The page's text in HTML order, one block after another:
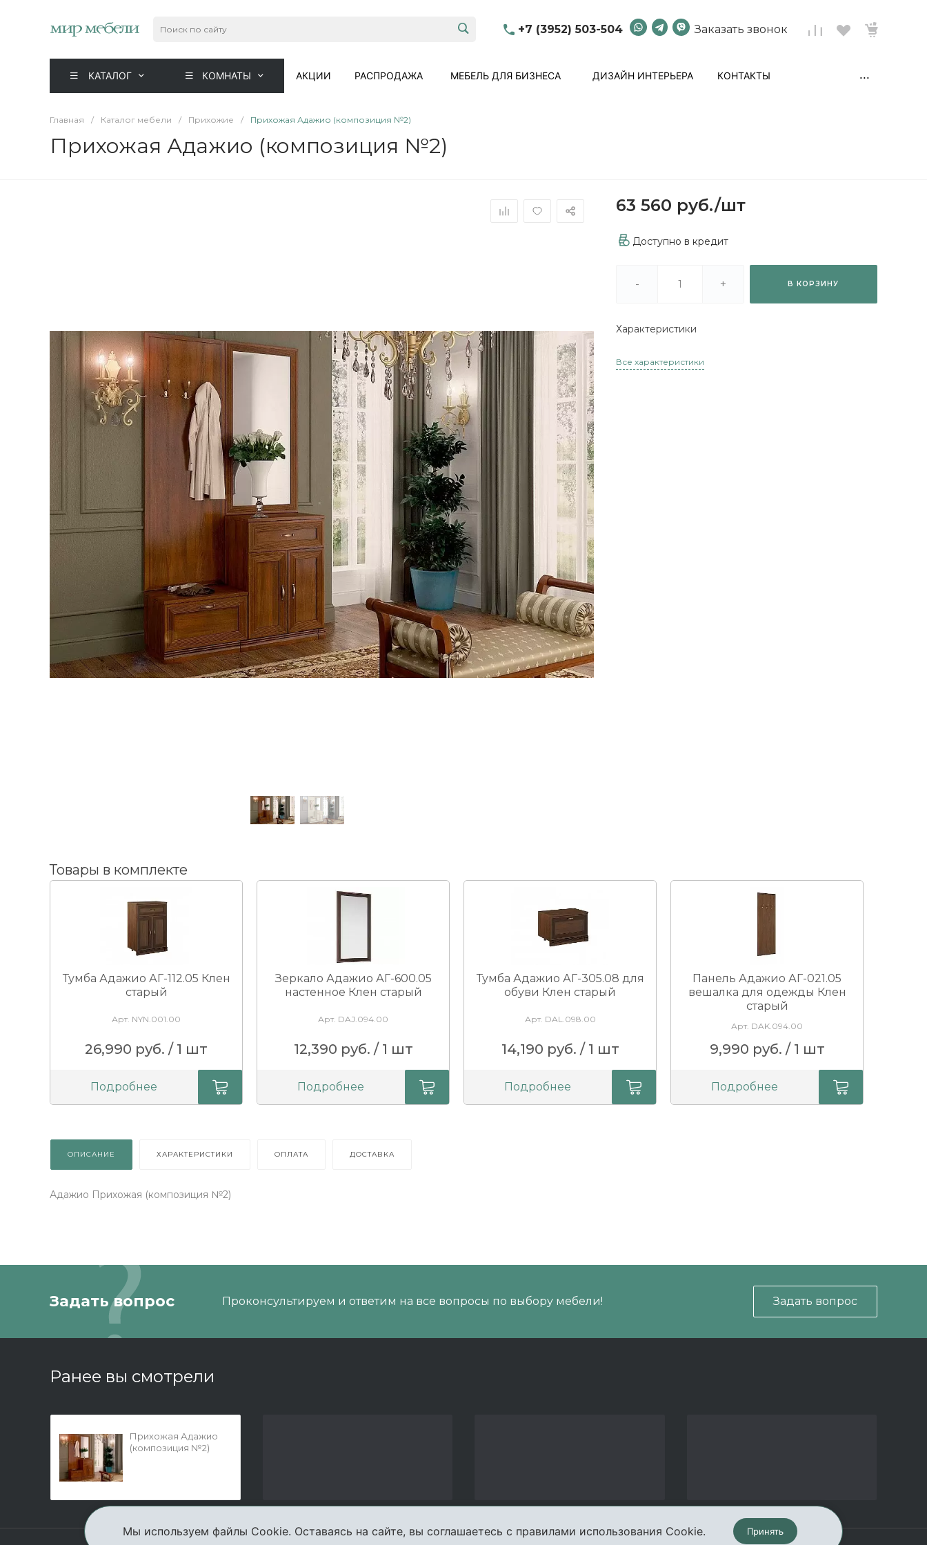
+7 (3952) 503-504 Заказать звонок
КАТАЛОГ КОМНАТЫ АКЦИИ РАСПРОДАЖА МЕБЕЛЬ ДЛЯ БИЗНЕСА ДИЗАЙН ИНТЕРЬЕРА КОНТАКТЫ ...
Главная / Каталог мебели / Прихожие / Прихожая Адажио (композиция №2)
Прихожая Адажио (композиция №2)
63 560 руб./шт
Доступно в кредит
- + В КОРЗИНУ
Характеристики
Все характеристики
Товары в комплекте
Тумба Адажио АГ-112.05 Клен
старый
Арт. NYN.001.00
26,990 руб. / 1 шт
Подробнее
Зеркало Адажио АГ-600.05
настенное Клен старый
Арт. DAJ.094.00
12,390 руб. / 1 шт
Подробнее
Тумба Адажио АГ-305.08 для
обуви Клен старый
Арт. DAL.098.00
14,190 руб. / 1 шт
Подробнее
Панель Адажио АГ-021.05
вешалка для одежды Клен
старый
Арт. DAK.094.00
9,990 руб. / 1 шт
Подробнее
ОПИСАНИЕ ХАРАКТЕРИСТИКИ ОПЛАТА ДОСТАВКА
Адажио Прихожая (композиция №2)
Задать вопрос Проконсультируем и ответим на все вопросы по выбору мебели! Задать вопрос
Ранее вы смотрели
Прихожая Адажио
(композиция №2)
Доступно вращений: 1
Мы используем файлы Cookie. Оставаясь на сайте, вы соглашаетесь с правилами использования Cookie. Принять